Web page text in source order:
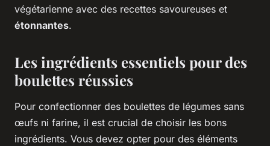
végétarienne avec des recettes savoureuses et
étonnantes.
Les ingrédients essentiels pour des
boulettes réussies
Pour confectionner des boulettes de légumes sans
œufs ni farine, il est crucial de choisir les bons
ingrédients. Vous devez opter pour des éléments